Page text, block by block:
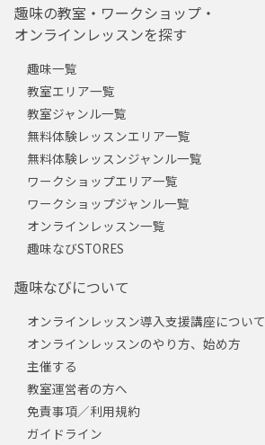
趣味の教室・ワークショップ・
オンラインレッスンを探す
趣味一覧
教室エリア一覧
教室ジャンル一覧
無料体験レッスンエリア一覧
無料体験レッスンジャンル一覧
ワークショップエリア一覧
ワークショップジャンル一覧
オンラインレッスン一覧
趣味なびSTORES
趣味なびについて
オンラインレッスン導入支援講座について
オンラインレッスンのやり方、始め方
主催する
教室運営者の方へ
免責事項／利用規約
ガイドライン